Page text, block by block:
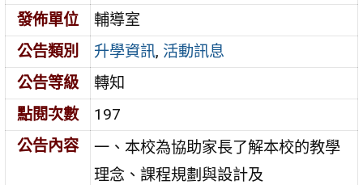
發佈單位
輔導室
公告類別
升學資訊, 活動訊息
公告等級
轉知
點閱次數
197
公告內容
一、本校為協助家長了解本校的教學
理念、課程規劃與設計及